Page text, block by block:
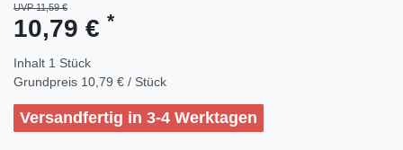
UVP 11,59 €
10,79 € *
Inhalt 1 Stück
Grundpreis 10,79 € / Stück
Versandfertig in 3-4 Werktagen